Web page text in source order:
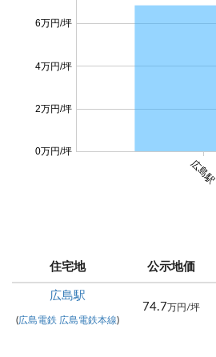
広島駅
0万円/坪
2万円/坪
4万円/坪
6万円/坪
住宅地 公示地価
広島駅
(広島電鉄 広島電鉄本線)
74.7万円/坪